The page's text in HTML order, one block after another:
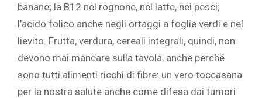
banane; la B12 nel rognone, nel latte, nei pesci;
l’acido folico anche negli ortaggi a foglie verdi e nel
lievito. Frutta, verdura, cereali integrali, quindi, non
devono mai mancare sulla tavola, anche perché
sono tutti alimenti ricchi di fibre: un vero toccasana
per la nostra salute anche come difesa dai tumori